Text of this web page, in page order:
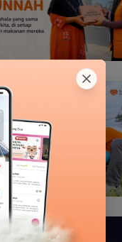
Buka Puasa Sunnah
Pohon Penjaga Air